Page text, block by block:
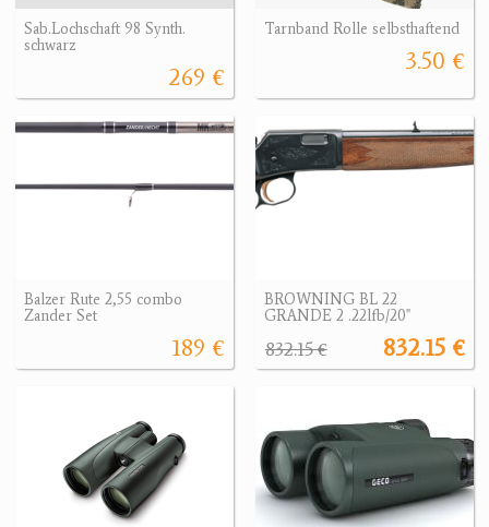
Sab.Lochschaft 98 Synth.
schwarz
269 €
Tarnband Rolle selbsthaftend
3.50 €
Balzer Rute 2,55 combo
Zander Set
189 €
BROWNING BL 22
GRANDE 2 .22lfb/20"
832.15 €
832.15 €